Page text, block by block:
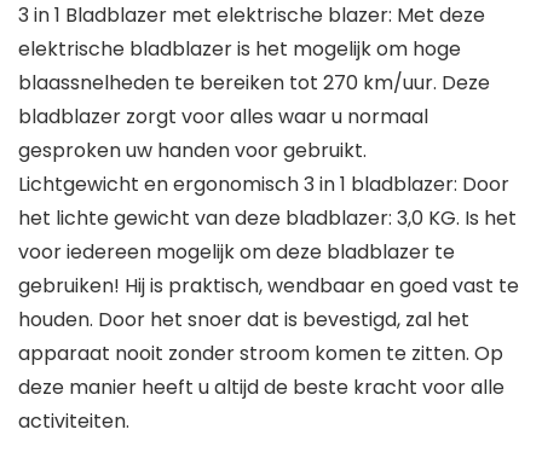
3 in 1 Bladblazer met elektrische blazer: Met deze
elektrische bladblazer is het mogelijk om hoge
blaassnelheden te bereiken tot 270 km/uur. Deze
bladblazer zorgt voor alles waar u normaal
gesproken uw handen voor gebruikt.
Lichtgewicht en ergonomisch 3 in 1 bladblazer: Door
het lichte gewicht van deze bladblazer: 3,0 KG. Is het
voor iedereen mogelijk om deze bladblazer te
gebruiken! Hij is praktisch, wendbaar en goed vast te
houden. Door het snoer dat is bevestigd, zal het
apparaat nooit zonder stroom komen te zitten. Op
deze manier heeft u altijd de beste kracht voor alle
activiteiten.